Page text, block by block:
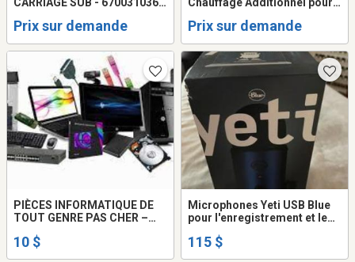
Prix sur demande Prix sur demande
PIÈCES INFORMATIQUE DE
TOUT GENRE PAS CHER –
10 $
Microphones Yeti USB Blue
pour l'enregistrement et le
115 $